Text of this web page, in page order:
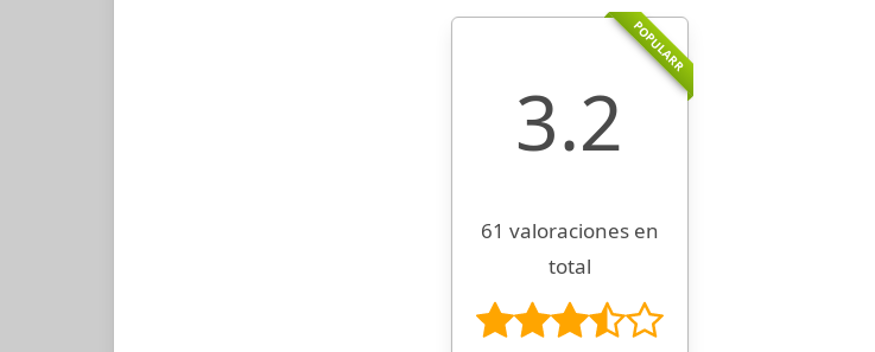
POPULARR
3.2
61 valoraciones en
total